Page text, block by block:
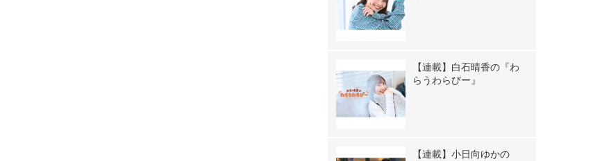
【連載】白石晴香の『わ
らうわらびー』
【連載】小日向ゆかの